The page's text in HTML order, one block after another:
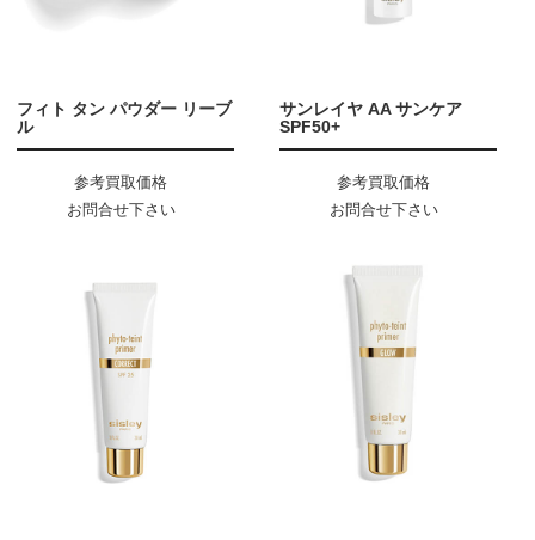
フィト タン パウダー リーブ
ル
参考買取価格
お問合せ下さい
サンレイヤ AA サンケア
SPF50+
参考買取価格
お問合せ下さい